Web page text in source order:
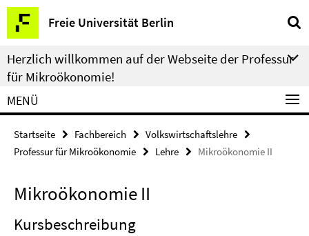
Springe
direkt
zu
Inhalt
Freie Universität Berlin
Service-
Navigation
Herzlich willkommen auf der Webseite der Professur
für Mikroökonomie!
MENÜ
Startseite Fachbereich
Volkswirtschaftslehre
Professur für Mikroökonomie
Lehre Mikroökonomie II
Mikroökonomie II
Kursbeschreibung